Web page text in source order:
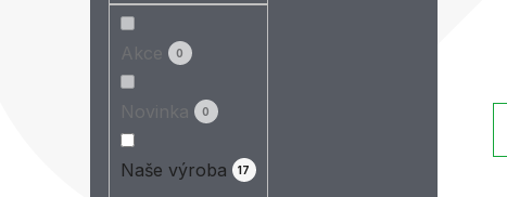
0
0
Naše výroba 17